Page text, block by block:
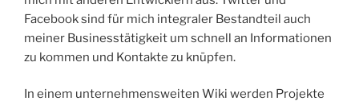
Facebook sind für mich integraler Bestandteil auch
meiner Businesstätigkeit um schnell an Informationen
zu kommen und Kontakte zu knüpfen.
In einem unternehmensweiten Wiki werden Projekte